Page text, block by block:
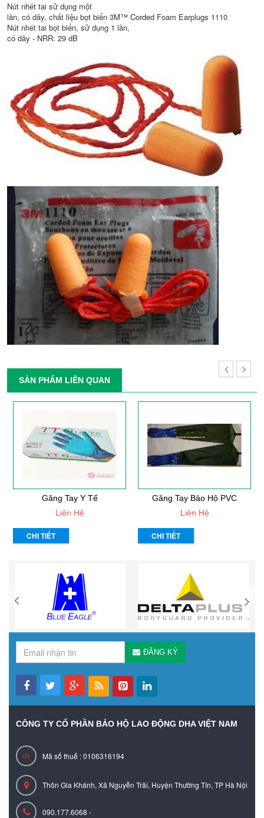
Nút nhét tai sử dụng một
lần, có dây, chất liệu bọt biển 3M™ Corded Foam Earplugs 1110
Nút nhét tai bọt biển, sử dụng 1 lần,
có dây - NRR: 29 dB
SẢN PHẨM LIÊN QUAN
Găng Tay Y Tế
Liên Hệ
CHI TIẾT
Găng Tay Bảo Hộ PVC
Liên Hệ
CHI TIẾT
ĐĂNG KÝ
CÔNG TY CỔ PHẦN BẢO HỘ LAO ĐỘNG DHA VIỆT NAM
Mã số thuế : 0106316194
Thôn Gia Khánh, Xã Nguyễn Trãi, Huyện Thường Tín, TP Hà Nội
090.177.6068 -